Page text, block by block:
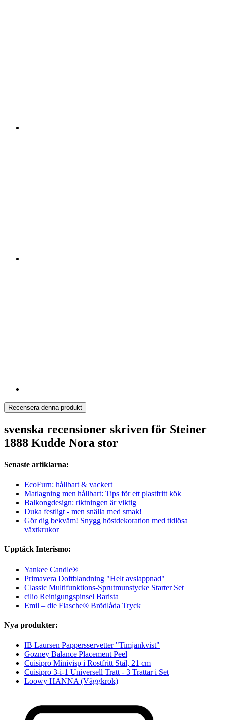
Recensera denna produkt
svenska recensioner skriven för Steiner
1888 Kudde Nora stor
Senaste artiklarna:
EcoFurn: hållbart & vackert
Matlagning men hållbart: Tips för ett plastfritt kök
Balkongdesign: riktningen är viktig
Duka festligt - men snälla med smak!
Gör dig bekväm! Snygg höstdekoration med tidlösa
växtkrukor
Upptäck Interismo:
Yankee Candle®
Primavera Doftblandning "Helt avslappnad"
Classic Multifunktions-Sprutmunstycke Starter Set
cilio Reinigungspinsel Barista
Emil – die Flasche® Brödlåda Tryck
Nya produkter:
IB Laursen Pappersservetter "Timjankvist"
Gozney Balance Placement Peel
Cuisipro Minivisp i Rostfritt Stål, 21 cm
Cuisipro 3-i-1 Universell Tratt - 3 Trattar i Set
Loowy HANNA (Väggkrok)